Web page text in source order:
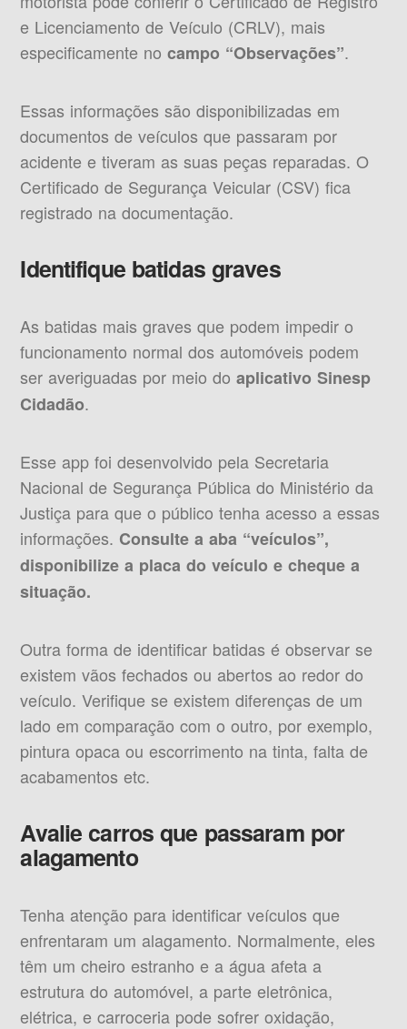
e Licenciamento de Veículo (CRLV), mais
especificamente nocampo “Observações”.
Essas informações são disponibilizadas em
documentos de veículos que passaram por
acidente e tiveram as suas peças reparadas. O
Certificado de Segurança Veicular (CSV) fica
registrado na documentação.
Identifique batidas graves
As batidas mais graves que podem impedir o
funcionamento normal dos automóveis podem
ser averiguadas por meio doaplicativo Sinesp
Cidadão.
Esse app foi desenvolvido pela Secretaria
Nacional de Segurança Pública do Ministério da
Justiça para que o público tenha acesso a essas
informações. Consulte a aba “veículos”,
disponibilize a placa do veículo e cheque a
situação.
Outra forma de identificar batidas é observar se
existem vãos fechados ou abertos ao redor do
veículo. Verifique se existem diferenças de um
lado em comparação com o outro, por exemplo,
pintura opaca ou escorrimento na tinta, falta de
acabamentos etc.
Avalie carros que passaram por
alagamento
Tenha atenção para identificar veículos que
enfrentaram um alagamento. Normalmente, eles
têm um cheiro estranho e a água afeta a
estrutura do automóvel, a parte eletrônica,
elétrica, e carroceria pode sofrer oxidação,